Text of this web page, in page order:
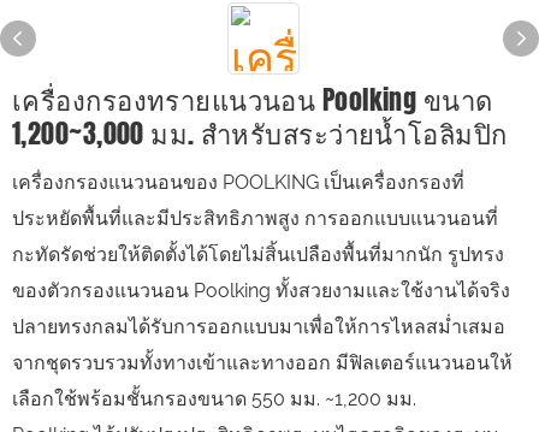
เครื่องกรองทรายแนวนอน Poolking ขนาด
1,200~3,000 มม. สำหรับสระว่ายน้ำโอลิมปิก
เครื่องกรองแนวนอนของ POOLKING เป็นเครื่องกรองที่
ประหยัดพื้นที่และมีประสิทธิภาพสูง การออกแบบแนวนอนที่
กะทัดรัดช่วยให้ติดตั้งได้โดยไม่สิ้นเปลืองพื้นที่มากนัก รูปทรง
ของตัวกรองแนวนอน Poolking ทั้งสวยงามและใช้งานได้จริง
ปลายทรงกลมได้รับการออกแบบมาเพื่อให้การไหลสม่ำเสมอ
จากชุดรวบรวมทั้งทางเข้าและทางออก มีฟิลเตอร์แนวนอนให้
เลือกใช้พร้อมชั้นกรองขนาด 550 มม. ~1,200 มม.